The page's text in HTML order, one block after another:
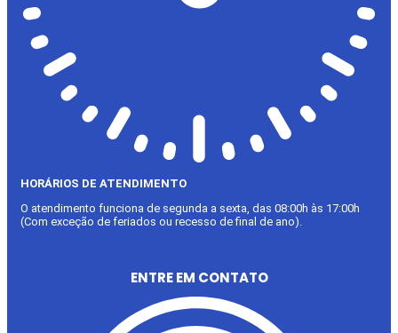
HORÁRIOS DE ATENDIMENTO
O atendimento funciona de segunda a sexta, das 08:00h às 17:00h
(Com exceção de feriados ou recesso de final de ano).
ENTRE EM CONTATO